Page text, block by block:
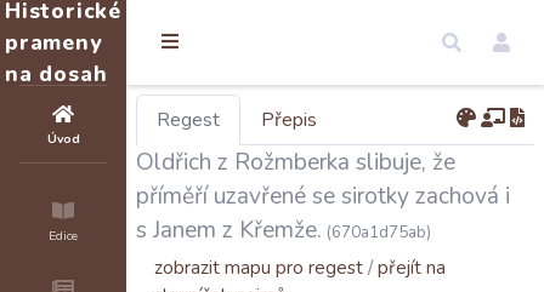
Historické
prameny
na dosah
Úvod
Edice
Regest Přepis
Oldřich z Rožmberka slibuje, že
příměří uzavřené se sirotky zachová i
s Janem z Křemže. (670a1d75ab)
zobrazit mapu pro regest/přejít na